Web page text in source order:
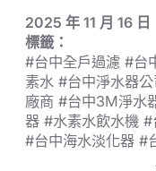
2025 年 11 月 16 日
標籤：
#台中全戶過濾 #台
素水 #台中淨水器
廠商 #台中3M淨水
器 #水素水飲水機
#台中海水淡化器 #